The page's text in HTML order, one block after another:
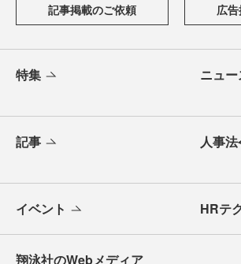
記事掲載のご依頼 広
特集 ニュー
記事 人事
イベント HRテ
翔泳社のWebメディア